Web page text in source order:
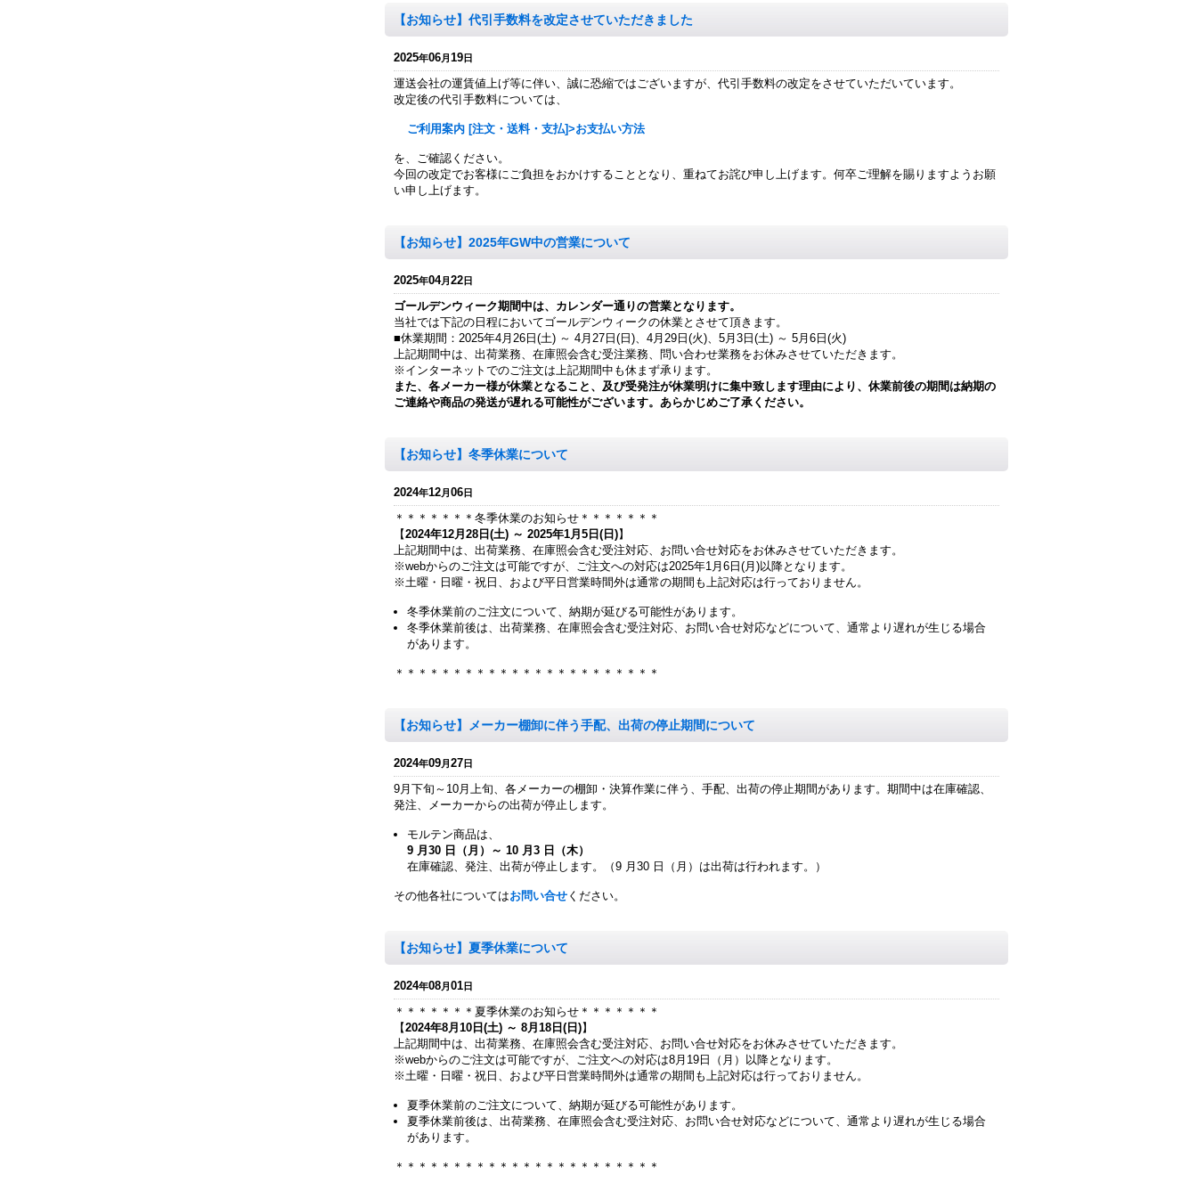
【お知らせ】代引手数料を改定させていただきました
2025年06月19日
運送会社の運賃値上げ等に伴い、誠に恐縮ではございますが、代引手数料の改定をさせていただいています。
改定後の代引手数料については、
ご利用案内 [注文・送料・支払]>お支払い方法
を、ご確認ください。
今回の改定でお客様にご負担をおかけすることとなり、重ねてお詫び申し上げます。何卒ご理解を賜りますようお願
い申し上げます。
【お知らせ】2025年GW中の営業について
2025年04月22日
ゴールデンウィーク期間中は、カレンダー通りの営業となります。
当社では下記の日程においてゴールデンウィークの休業とさせて頂きます。
■休業期間：2025年4月26日(土) ～ 4月27日(日)、4月29日(火)、5月3日(土) ～ 5月6日(火)
上記期間中は、出荷業務、在庫照会含む受注業務、問い合わせ業務をお休みさせていただきます。
※インターネットでのご注文は上記期間中も休まず承ります。
また、各メーカー様が休業となること、及び受発注が休業明けに集中致します理由により、休業前後の期間は納期の
ご連絡や商品の発送が遅れる可能性がございます。あらかじめご了承ください。
【お知らせ】冬季休業について
2024年12月06日
＊＊＊＊＊＊＊冬季休業のお知らせ＊＊＊＊＊＊＊
【2024年12月28日(土) ～ 2025年1月5日(日)】
上記期間中は、出荷業務、在庫照会含む受注対応、お問い合せ対応をお休みさせていただきます。
※webからのご注文は可能ですが、ご注文への対応は2025年1月6日(月)以降となります。
※土曜・日曜・祝日、および平日営業時間外は通常の期間も上記対応は行っておりません。
冬季休業前のご注文について、納期が延びる可能性があります。
冬季休業前後は、出荷業務、在庫照会含む受注対応、お問い合せ対応などについて、通常より遅れが生じる場合
があります。
＊＊＊＊＊＊＊＊＊＊＊＊＊＊＊＊＊＊＊＊＊＊＊
【お知らせ】メーカー棚卸に伴う手配、出荷の停止期間について
2024年09月27日
9月下旬～10月上旬、各メーカーの棚卸・決算作業に伴う、手配、出荷の停止期間があります。期間中は在庫確認、
発注、メーカーからの出荷が停止します。
モルテン商品は、
9 月30 日（月）～ 10 月3 日（木）
在庫確認、発注、出荷が停止します。（9 月30 日（月）は出荷は行われます。）
その他各社についてはお問い合せ ください。
【お知らせ】夏季休業について
2024年08月01日
＊＊＊＊＊＊＊夏季休業のお知らせ＊＊＊＊＊＊＊
【2024年8月10日(土) ～ 8月18日(日)】
上記期間中は、出荷業務、在庫照会含む受注対応、お問い合せ対応をお休みさせていただきます。
※webからのご注文は可能ですが、ご注文への対応は8月19日（月）以降となります。
※土曜・日曜・祝日、および平日営業時間外は通常の期間も上記対応は行っておりません。
夏季休業前のご注文について、納期が延びる可能性があります。
夏季休業前後は、出荷業務、在庫照会含む受注対応、お問い合せ対応などについて、通常より遅れが生じる場合
があります。
＊＊＊＊＊＊＊＊＊＊＊＊＊＊＊＊＊＊＊＊＊＊＊